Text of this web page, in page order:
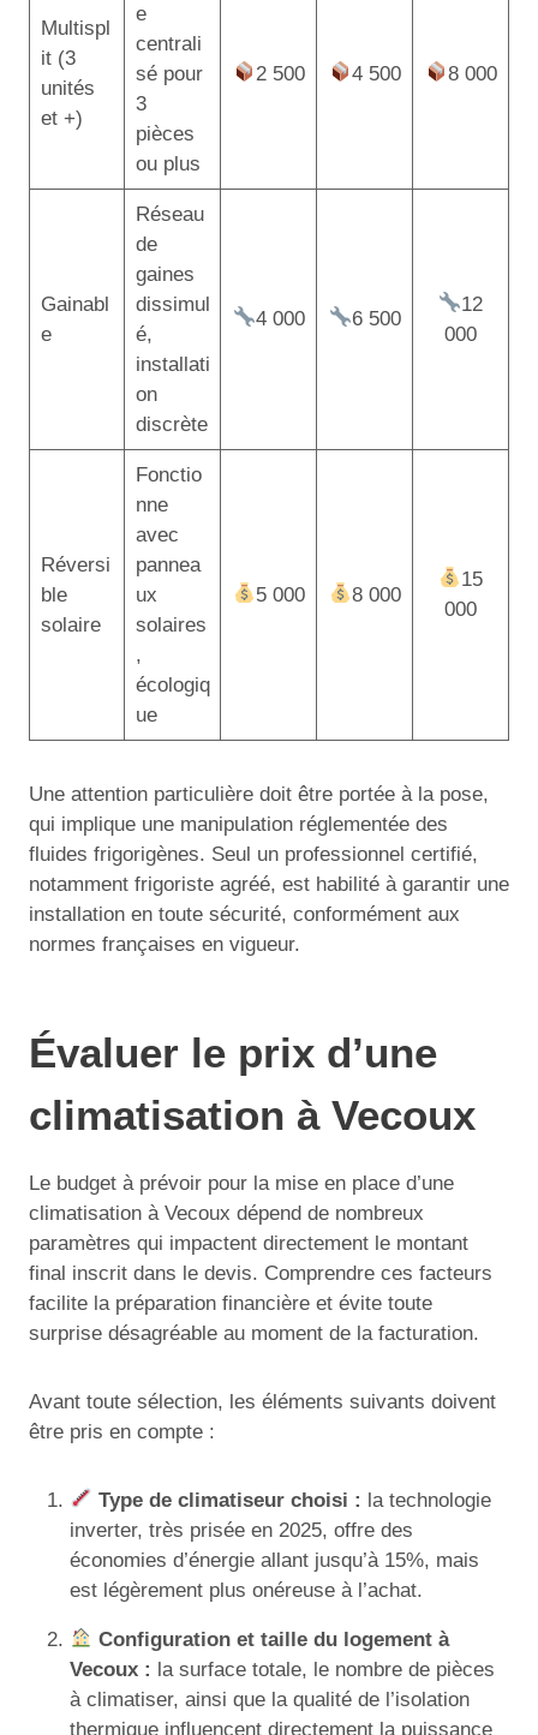
Multispl
it (3
unités
et +)
e
centrali
sé pour
3
pièces
ou plus
2 500 4 500 8 000
Gainabl
e
Réseau
de
gaines
dissimul
é,
installati
on
discrète
4 000 6 500
12
000
Réversi
ble
solaire
Fonctio
nne
avec
pannea
ux
solaires
,
écologiq
ue
5 000 8 000
15
000
Une attention particulière doit être portée à la pose,
qui implique une manipulation réglementée des
fluides frigorigènes. Seul un professionnel certifié,
notamment frigoriste agréé, est habilité à garantir une
installation en toute sécurité, conformément aux
normes françaises en vigueur.
Évaluer le prix d’une
climatisation à Vecoux
Le budget à prévoir pour la mise en place d’une
climatisation à Vecoux dépend de nombreux
paramètres qui impactent directement le montant
final inscrit dans le devis. Comprendre ces facteurs
facilite la préparation financière et évite toute
surprise désagréable au moment de la facturation.
Avant toute sélection, les éléments suivants doivent
être pris en compte :
Type de climatiseur choisi : la technologie
inverter, très prisée en 2025, offre des
économies d’énergie allant jusqu’à 15%, mais
est légèrement plus onéreuse à l’achat.
Configuration et taille du logement à
Vecoux : la surface totale, le nombre de pièces
à climatiser, ainsi que la qualité de l’isolation
thermique influencent directement la puissance